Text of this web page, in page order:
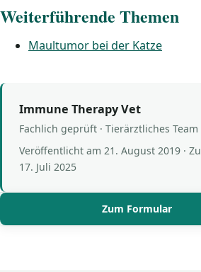
Weiterführende Themen
Maultumor bei der Katze
Immune Therapy Vet
Fachlich geprüft · Tierärztliches
Veröffentlicht am 21. August 2019 ·
17. Juli 2025
Zum Formular